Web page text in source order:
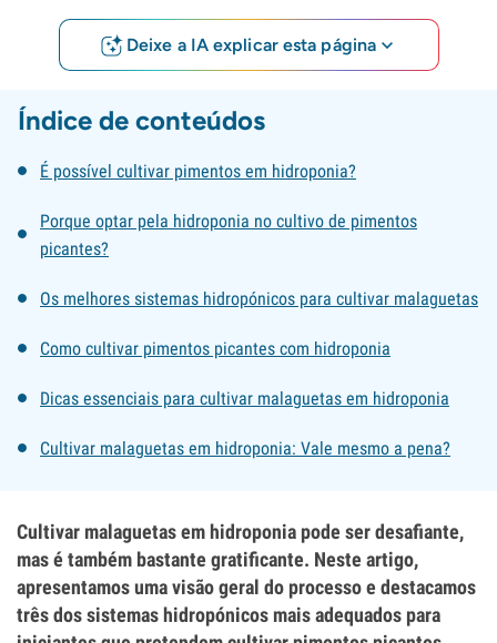
Deixe a IA explicar esta página
Índice de conteúdos
É possível cultivar pimentos em hidroponia?
Porque optar pela hidroponia no cultivo de pimentos
picantes?
Os melhores sistemas hidropónicos para cultivar malaguetas
Como cultivar pimentos picantes com hidroponia
Dicas essenciais para cultivar malaguetas em hidroponia
Cultivar malaguetas em hidroponia: Vale mesmo a pena?
Cultivar malaguetas em hidroponia pode ser desafiante,
mas é também bastante gratificante. Neste artigo,
apresentamos uma visão geral do processo e destacamos
três dos sistemas hidropónicos mais adequados para